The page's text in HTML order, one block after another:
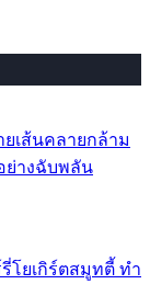
เส้นคลายกล้าม
ย่างฉับพลัน
โยเกิร์ตสมูทตี้ ทำ